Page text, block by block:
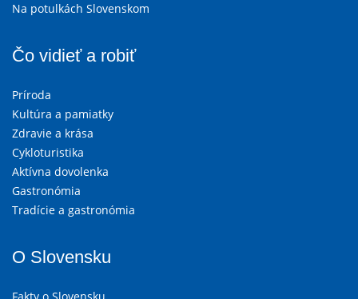
Na potulkách Slovenskom
Čo vidieť a robiť
Príroda
Kultúra a pamiatky
Zdravie a krása
Cykloturistika
Aktívna dovolenka
Gastronómia
Tradície a gastronómia
O Slovensku